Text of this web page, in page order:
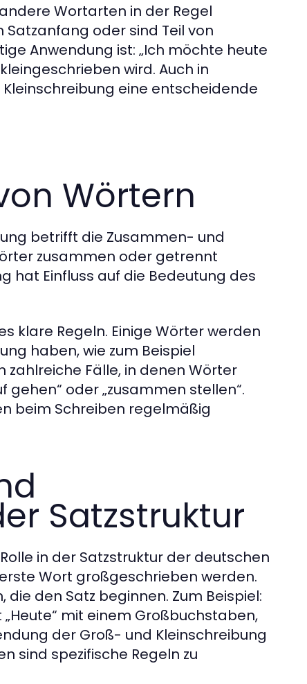
Wortarten in der Regel
oder sind Teil von
Anwendung ist: „Ich möchte heute
wird. Auch in
eine entscheidende
Wörtern
betrifft die Zusammen- und
zusammen oder getrennt
hat Einfluss auf die Bedeutung des
klare Regeln. Einige Wörter werden
haben, wie zum Beispiel
zahlreiche Fälle, in denen Wörter
oder „zusammen stellen“.
beim Schreiben regelmäßig
Satzstruktur
in der Satzstruktur der deutschen
Wort großgeschrieben werden.
den Satz beginnen. Zum Beispiel:
mit einem Großbuchstaben,
der Groß- und Kleinschreibung
sind spezifische Regeln zu